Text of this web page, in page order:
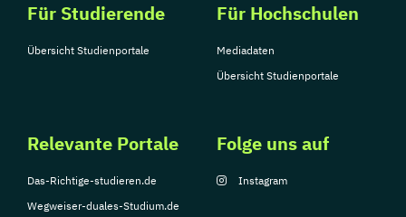
Für Studierende
Übersicht Studienportale
Für Hochschulen
Mediadaten
Übersicht Studienportale
Relevante Portale
Das-Richtige-studieren.de
Wegweiser-duales-Studium.de
Folge uns auf
Instagram